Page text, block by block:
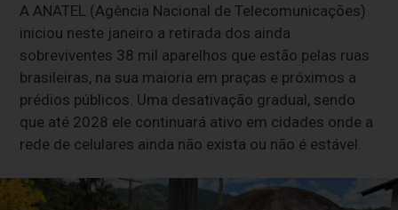
A ANATEL (Agência Nacional de Telecomunicações)
iniciou neste janeiro a retirada dos ainda
sobreviventes 38 mil aparelhos que estão pelas ruas
brasileiras, na sua maioria em praças e próximos a
prédios públicos. Uma desativação gradual, sendo
que até 2028 ele continuará ativo em cidades onde a
rede de celulares ainda não exista ou não é estável.